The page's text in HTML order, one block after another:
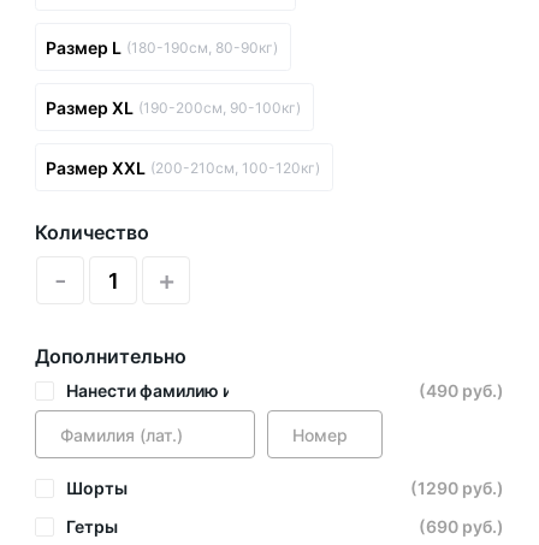
Размер L (180-190см, 80-90кг)
Размер XL (190-200см, 90-100кг)
Размер XXL (200-210см, 100-120кг)
Количество
- +
Дополнительно
Нанести фамилию и номер (490 руб.)
Шорты
(1290 руб.)
Гетры
(690 руб.)